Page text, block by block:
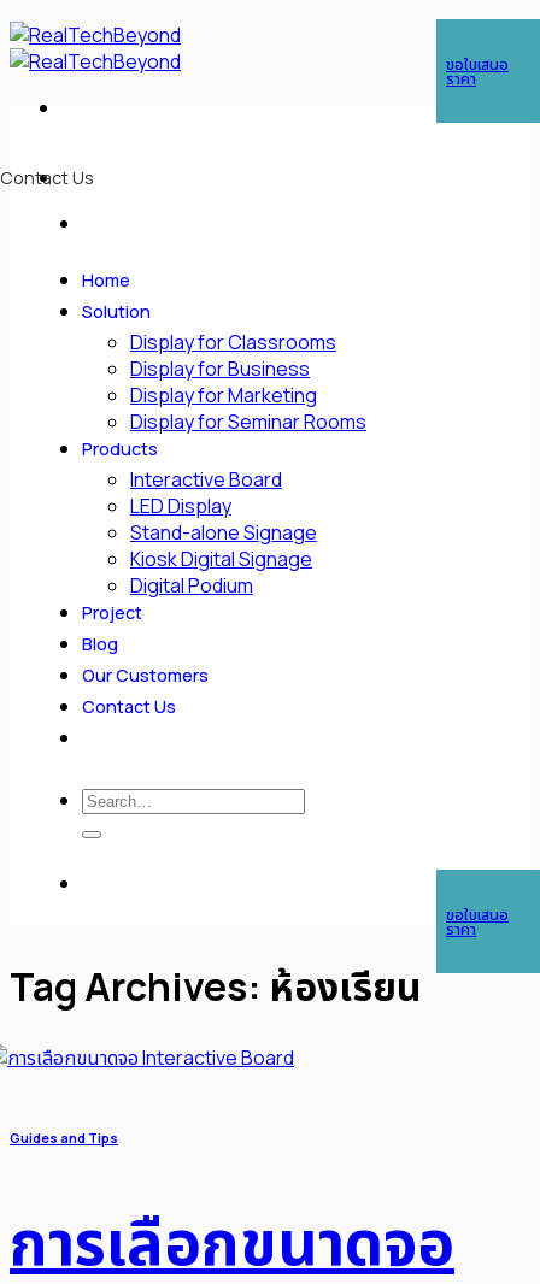
ในกรณีต้องการติดต่อด่วน สามารถติดต่อได้ที่เบอร์
โทร :085-088-3438(คุณซีซี)
Skip
to
content
ขอใบเสนอ
ราคา
Contact Us
Home
Solution
Display for Classrooms
Display for Business
Display for Marketing
Display for Seminar Rooms
Products
Interactive Board
LED Display
Stand-alone Signage
Kiosk Digital Signage
Digital Podium
Project
Blog
Our Customers
Contact Us
Search
for:
ขอใบเสนอ
ราคา
Tag Archives: ห้องเรียน
Guides and Tips
การเลือกขนาดจอ